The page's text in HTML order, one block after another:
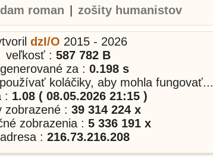
roman zošity humanistov
dzI/O 2015 - 2026
veľkosť : 587 782 B
za : 0.198 s
koláčiky, aby mohla fungovať...
: 1.08 ( 08.05.2026 21:15 )
zobrazené : 39 314 224 x
zobrazenia : 5 336 191 x
: 216.73.216.208